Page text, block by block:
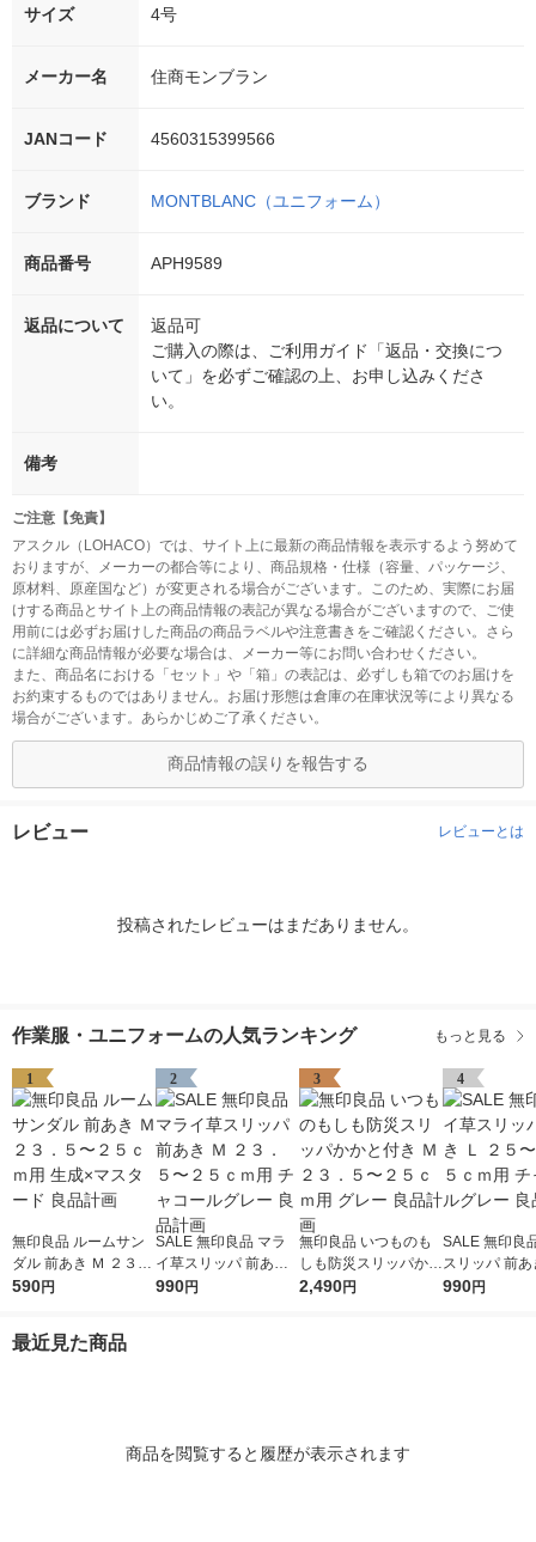
サイズ 4号
メーカー名 住商モンブラン
JANコード 4560315399566
ブランド MONTBLANC（ユニフォーム）
商品番号 APH9589
返品について
返品可
ご購入の際は、ご利用ガイド「返品・交換につ
いて」を必ずご確認の上、お申し込みくださ
い。
備考
ご注意【免責】
アスクル（LOHACO）では、サイト上に最新の商品情報を表示するよう努めて
おりますが、メーカーの都合等により、商品規格・仕様（容量、パッケージ、
原材料、原産国など）が変更される場合がございます。このため、実際にお届
けする商品とサイト上の商品情報の表記が異なる場合がございますので、ご使
用前には必ずお届けした商品の商品ラベルや注意書きをご確認ください。さら
に詳細な商品情報が必要な場合は、メーカー等にお問い合わせください。
また、商品名における「セット」や「箱」の表記は、必ずしも箱でのお届けを
お約束するものではありません。お届け形態は倉庫の在庫状況等により異なる
場合がございます。あらかじめご了承ください。
商品情報の誤りを報告する
レビュー レビューとは
投稿されたレビューはまだありません。
作業服・ユニフォームの人気ランキング もっと見る
1
無印良品 ルームサン
ダル 前あき Ｍ ２３．
５〜２５ｃｍ用 生成×
590円
2
SALE 無印良品 マラ
イ草スリッパ 前あき
Ｍ ２３．５〜２５ｃ
990円
3
無印良品 いつものも
しも防災スリッパかか
と付き Ｍ ２３．５〜
2,490円
4
SALE 無印良
スリッパ 前あ
５〜２６．５
990円
最近見た商品
商品を閲覧すると履歴が表示されます